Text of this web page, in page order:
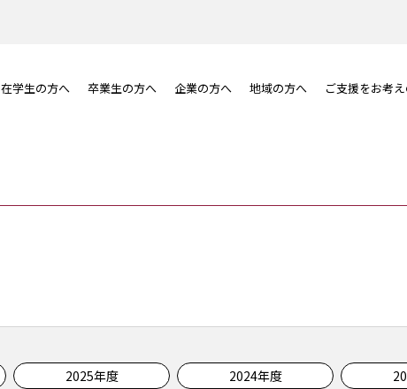
在学生の方へ 卒業生の方へ 企業の方へ 地域の方へ ご支援をお考
2025年度 2024年度